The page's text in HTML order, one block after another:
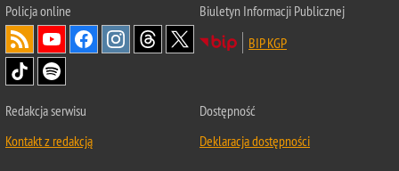
Policjaonline
Biuletyn Informacji Publicznej
BIP KGP
Redakcja serwisu
Kontakt z redakcją
Dostępność
Deklaracja dostępności